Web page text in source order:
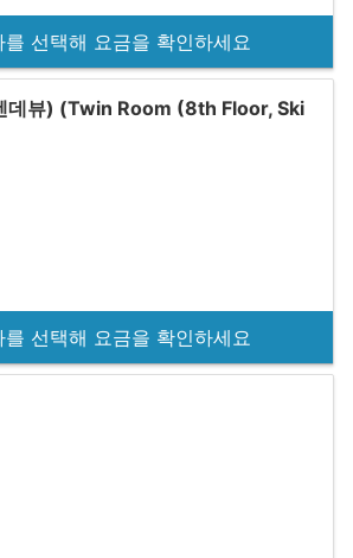
를 선택해 요금을 확인하세요
데뷰) (Twin Room (8th Floor, Ski
를 선택해 요금을 확인하세요